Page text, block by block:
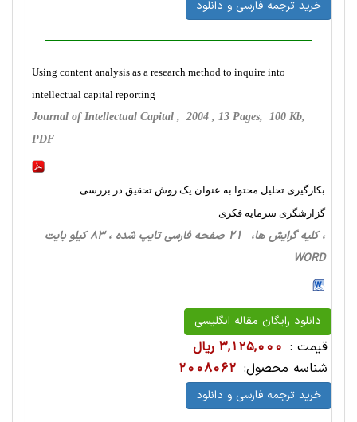
خرید ترجمه فارسی و دانلود
Using content analysis as a research method to inquire into
intellectual capital reporting
Journal of Intellectual Capital , 2004 , 13 Pages, 100 Kb,
PDF
بکارگیری تحلیل محتوا به عنوان یک روش تحقیق در بررسی
گزارشگری سرمایه فکری
، کلیه گرایش ها، 21 صفحه فارسی تایپ شده ، 83 کیلو بایت
WORD
دانلود رایگان مقاله انگلیسی
قیمت : 3,125,000 ریال
شناسه محصول: 2008062
خرید ترجمه فارسی و دانلود